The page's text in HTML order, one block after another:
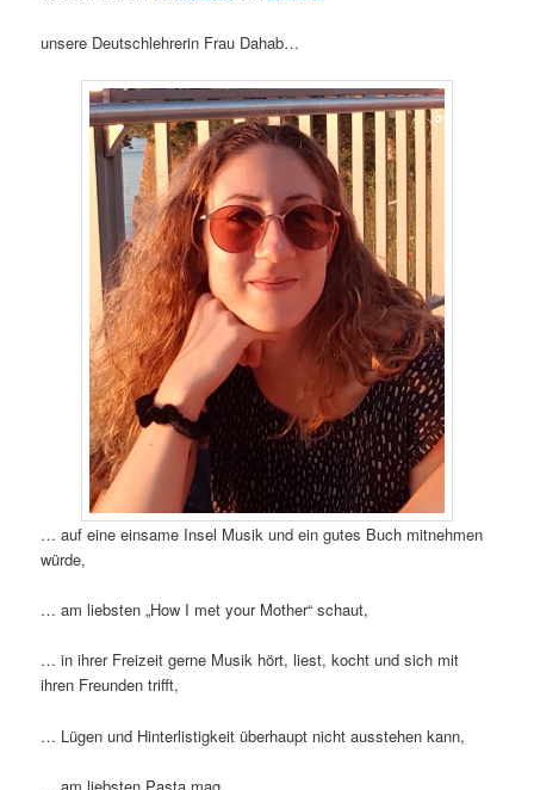
unsere Deutschlehrerin Frau Dahab…
… auf eine einsame Insel Musik und ein gutes Buch mitnehmen
würde,
… am liebsten „How I met your Mother“ schaut,
… in ihrer Freizeit gerne Musik hört, liest, kocht und sich mit
ihren Freunden trifft,
… Lügen und Hinterlistigkeit überhaupt nicht ausstehen kann,
… am liebsten Pasta mag,